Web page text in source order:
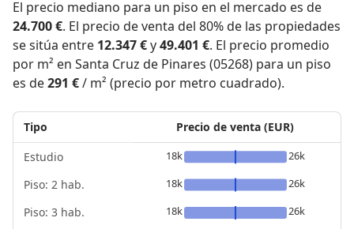
El precio mediano para un piso en el mercado es de
24.700 €. El precio de venta del 80% de las propiedades
se sitúa entre 12.347 €y49.401 €. El precio promedio
por m² en Santa Cruz de Pinares (05268) para un piso
es de291 €/ m² (precio por metro cuadrado).
Tipo
Estudio
Piso: 2 hab.
Piso: 3 hab.
Precio de venta (EUR)
18k
26k
18k
26k
18k
26k